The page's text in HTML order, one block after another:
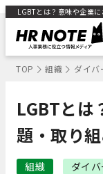
LGBTとは？意味や企業
TOP 組織 ダイバ
LGBTとは
題・取り
組織 ダイ